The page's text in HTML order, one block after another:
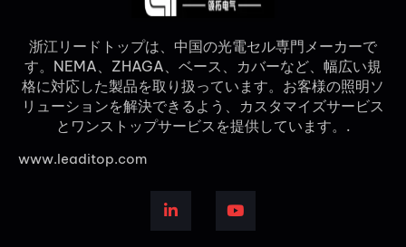
浙江リードトップは、中国の光電セル専門メーカーで
す。NEMA、ZHAGA、ベース、カバーなど、幅広い規
格に対応した製品を取り扱っています。お客様の照明ソ
リューションを解決できるよう、カスタマイズサービス
とワンストップサービスを提供しています。.
www.leaditop.com